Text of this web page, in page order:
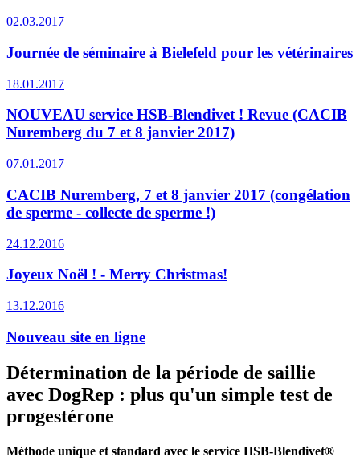
02.03.2017
Journée de séminaire à Bielefeld pour les vétérinaires
18.01.2017
NOUVEAU service HSB-Blendivet ! Revue (CACIB
Nuremberg du 7 et 8 janvier 2017)
07.01.2017
CACIB Nuremberg, 7 et 8 janvier 2017 (congélation
de sperme - collecte de sperme !)
24.12.2016
Joyeux Noël ! - Merry Christmas!
13.12.2016
Nouveau site en ligne
Détermination de la période de saillie
avec DogRep : plus qu'un simple test de
progestérone
Méthode unique et standard avec le service HSB-Blendivet®